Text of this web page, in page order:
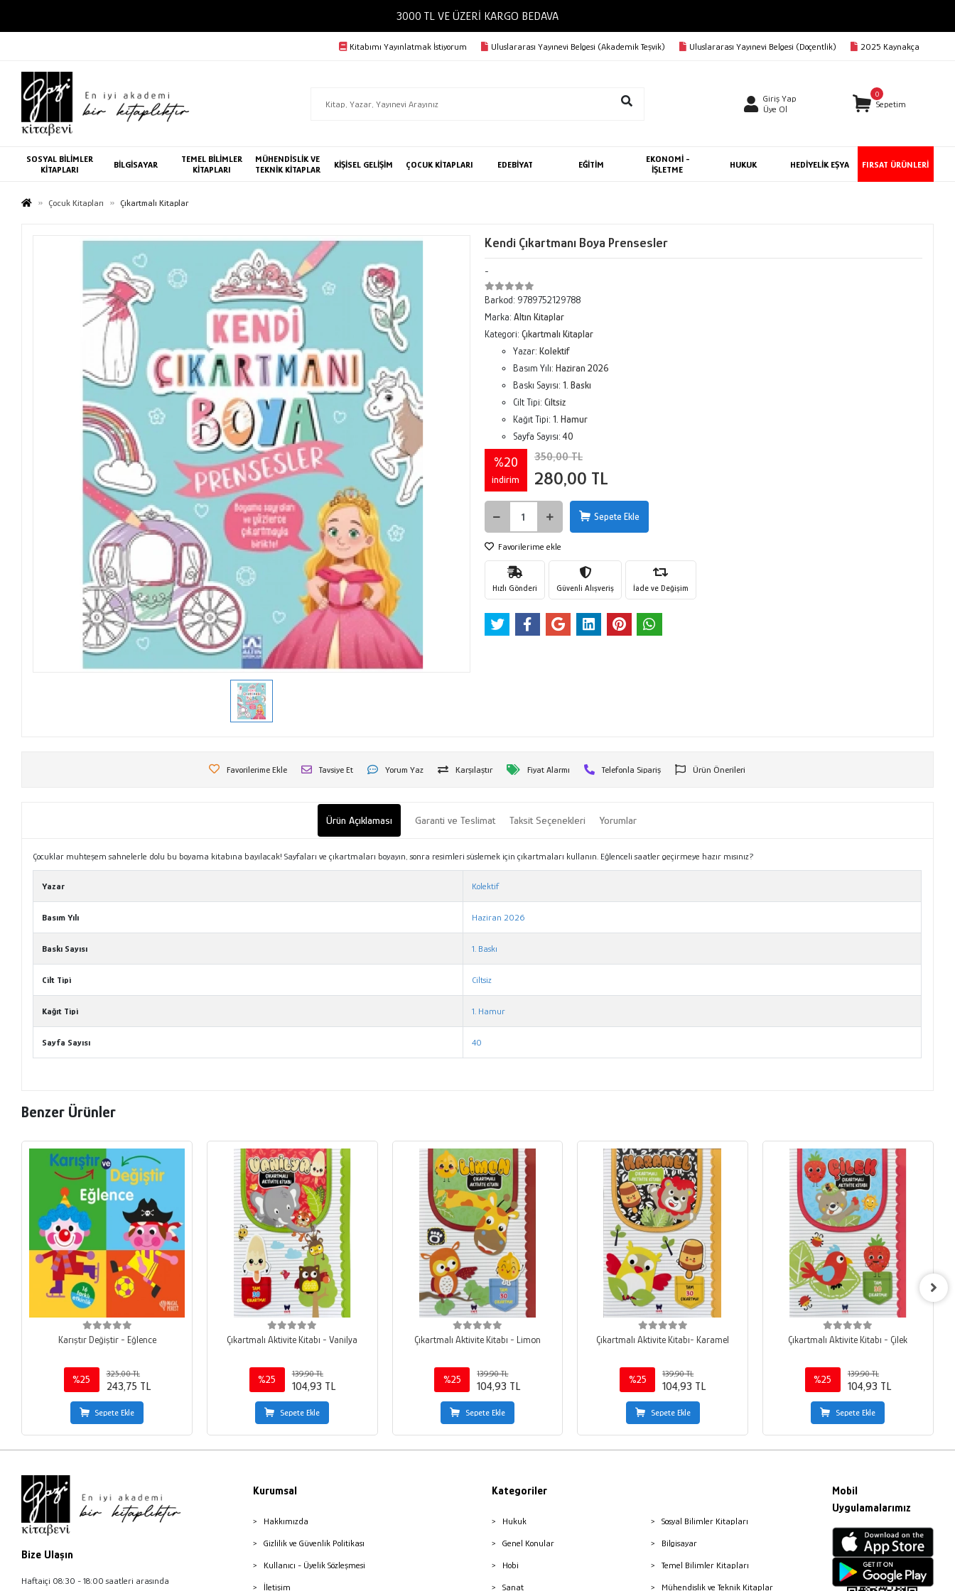
3000 TL VE ÜZERİ KARGO BEDAVA
Kitabımı Yayınlatmak İstiyorum Uluslararası Yayınevi Belgesi (Akademik Teşvik) Uluslararası Yayınevi Belgesi (Doçentlik) 2025 Kaynakça
Giriş Yap
Üye Ol
0
Sepetim
SOSYAL BİLİMLER
KİTAPLARI
BİLGİSAYAR
TEMEL BİLİMLER
KİTAPLARI
MÜHENDİSLİK VE
TEKNİK KİTAPLAR
KİŞİSEL GELİŞİM ÇOCUK KİTAPLARI EDEBİYAT EĞİTİM
EKONOMİ -
İŞLETME
HUKUK HEDİYELİK EŞYA FIRSAT ÜRÜNLERİ
Çocuk Kitapları Çıkartmalı Kitaplar
Kendi Çıkartmanı Boya Prensesler
-
Barkod: 9789752129788
Marka: Altın Kitaplar
Kategori: Çıkartmalı Kitaplar
Yazar: Kolektif
Basım Yılı: Haziran 2026
Baskı Sayısı: 1. Baskı
Cilt Tipi: Ciltsiz
Kağıt Tipi: 1. Hamur
Sayfa Sayısı:40
%20
indirim
350,00 TL
280,00 TL
Sepete Ekle
Favorilerime ekle
Hızlı Gönderi Güvenli Alışveriş İade ve Değişim
Favorilerime Ekle Tavsiye Et Yorum Yaz Karşılaştır Fiyat Alarmı Telefonla Sipariş Ürün Önerileri
Ürün Açıklaması Garanti ve Teslimat Taksit Seçenekleri Yorumlar
Çocuklar muhteşem sahnelerle dolu bu boyama kitabına bayılacak! Sayfaları ve çıkartmaları boyayın, sonra resimleri süslemek için çıkartmaları kullanın. Eğlenceli saatler geçirmeye hazır mısınız?
Yazar Kolektif
Basım Yılı Haziran 2026
Baskı Sayısı 1. Baskı
Cilt Tipi Ciltsiz
Kağıt Tipi 1. Hamur
Sayfa Sayısı 40
Benzer Ürünler
Karıştır Değiştir - Eğlence
%25
325,00 TL
243,75 TL
Sepete Ekle
Çıkartmalı Aktivite Kitabı - Vanilya
%25
139,90 TL
104,93 TL
Sepete Ekle
Çıkartmalı Aktivite Kitabı - Limon
%25
139,90 TL
104,93 TL
Sepete Ekle
Çıkartmalı Aktivite Kitabı- Karamel
%25
139,90 TL
104,93 TL
Sepete Ekle
Çıkartmalı Aktivite Kitabı - Çilek
%25
139,90 TL
104,93 TL
Sepete Ekle
Bize Ulaşın
Haftaiçi 08:30 - 18:00 saatleri arasında
Kurumsal
Hakkımızda
Gizlilik ve Güvenlik Politikası
Kullanıcı - Üyelik Sözleşmesi
İletişim
Kategoriler
Hukuk
Genel Konular
Hobi
Sanat
Sosyal Bilimler Kitapları
Bilgisayar
Temel Bilimler Kitapları
Mühendislik ve Teknik Kitaplar
Mobil
Uygulamalarımız